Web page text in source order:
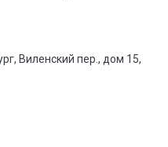
Виленский пер., дом 15,